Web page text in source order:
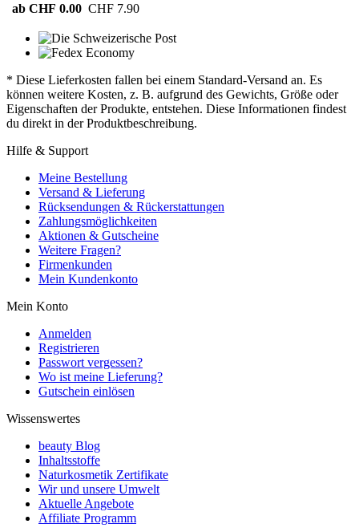
ab CHF 0.00 CHF 7.90
* Diese Lieferkosten fallen bei einem Standard-Versand an. Es
können weitere Kosten, z. B. aufgrund des Gewichts, Größe oder
Eigenschaften der Produkte, entstehen. Diese Informationen findest
du direkt in der Produktbeschreibung.
Hilfe & Support
Meine Bestellung
Versand & Lieferung
Rücksendungen & Rückerstattungen
Zahlungsmöglichkeiten
Aktionen & Gutscheine
Weitere Fragen?
Firmenkunden
Mein Kundenkonto
Mein Konto
Anmelden
Registrieren
Passwort vergessen?
Wo ist meine Lieferung?
Gutschein einlösen
Wissenswertes
beauty Blog
Inhaltsstoffe
Naturkosmetik Zertifikate
Wir und unsere Umwelt
Aktuelle Angebote
Affiliate Programm